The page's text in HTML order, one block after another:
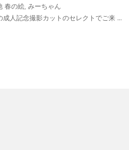
春の絵, みーちゃん
人記念撮影カットのセレクトでご来 ...